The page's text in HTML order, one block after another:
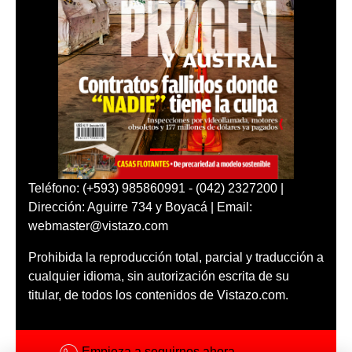
Teléfono: (+593) 985860991 - (042) 2327200 |
Dirección: Aguirre 734 y Boyacá | Email:
webmaster@vistazo.com
Prohibida la reproducción total, parcial y traducción a
cualquier idioma, sin autorización escrita de su
titular, de todos los contenidos de Vistazo.com.